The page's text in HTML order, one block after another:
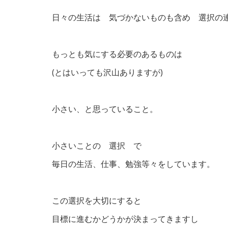
日々の生活は 気づかないものも含め 選択の
もっとも気にする必要のあるものは
(とはいっても沢山ありますが)
小さい、と思っていること。
小さいことの 選択 で
毎日の生活、仕事、勉強等々をしています。
この選択を大切にすると
目標に進むかどうかが決まってきますし